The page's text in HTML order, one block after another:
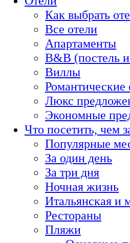
Как выбрать
Все отели
Апартаменты
B&B (постель и
Виллы
Романтические
Люкс
Экономные
Что посетить, чем
Популярные
За один день
За три дня
Ночная жизнь
Итальянская и
Рестораны
Пляжи